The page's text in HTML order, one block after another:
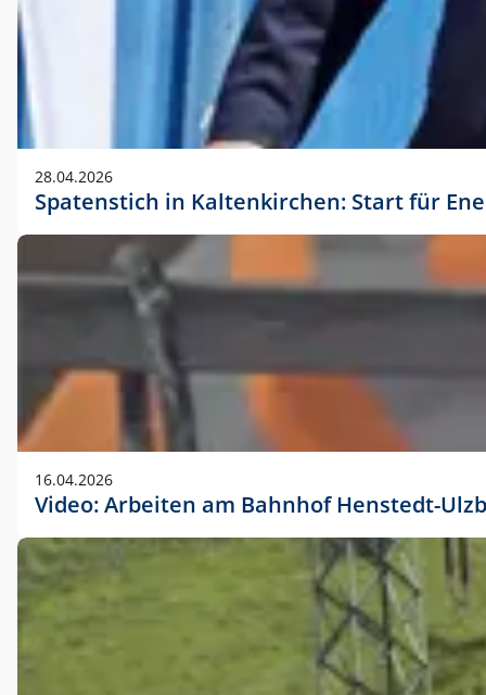
28.04.2026
Spatenstich in Kaltenkirchen: Start für
16.04.2026
Video: Arbeiten am Bahnhof Henstedt-